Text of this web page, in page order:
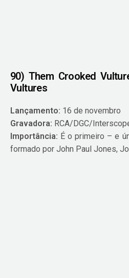
90) Them Crooked
Vultures
Lançamento: 16 de novembro
Gravadora: RCA/DGC/
Importância: É o primeiro – e
formado por John Paul Jones,